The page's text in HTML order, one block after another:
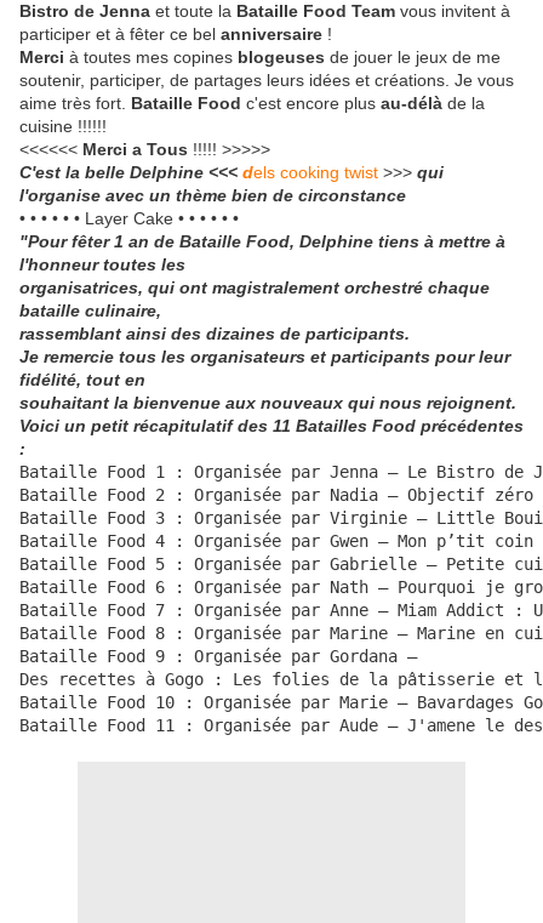
Bistro de Jenna et toute la Bataille Food Team vous invitent à
participer et à fêter ce bel anniversaire !
Merci à toutes mes copines blogeuses de jouer le jeux de me
soutenir, participer, de partages leurs idées et créations. Je vous
aime très fort. Bataille Food c'est encore plus au-délà de la
cuisine !!!!!!
<<<<<< Merci a Tous !!!!! >>>>>
C'est la belle Delphine <<< dels cooking twist >>> qui
l'organise avec un thème bien de circonstance
• • • • • • Layer Cake • • • • • •
"Pour fêter 1 an de Bataille Food, Delphine tiens à mettre à
l'honneur toutes les
organisatrices, qui ont magistralement orchestré chaque
bataille culinaire,
rassemblant ainsi des dizaines de participants.
Je remercie tous les organisateurs et participants pour leur
fidélité, tout en
souhaitant la bienvenue aux nouveaux qui nous rejoignent.
Voici un petit récapitulatif des 11 Batailles Food précédentes
:
Bataille Food 1 : Organisée par Jenna – Le Bistro de
Bataille Food 2 : Organisée par Nadia – Objectif
Bataille Food 3 : Organisée par Virginie – Little
Bataille Food 4 : Organisée par Gwen – Mon p’tit
Bataille Food 5 : Organisée par Gabrielle – Petite
Bataille Food 6 : Organisée par Nath – Pourquoi je
Bataille Food 7 : Organisée par Anne – Miam Addict :
Bataille Food 8 : Organisée par Marine – Marine en
Bataille Food 9 : Organisée par Gordana –
Des recettes à Gogo : Les folies de la pâtisserie et
Bataille Food 10 : Organisée par Marie – Bavardages
Bataille Food 11 : Organisée par Aude – J'amene le